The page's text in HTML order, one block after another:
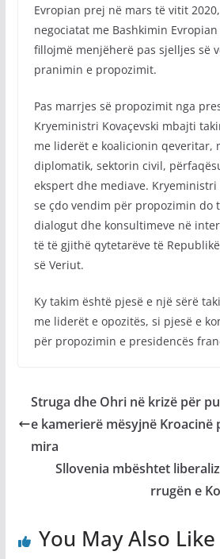
Evropian prej në mars të vitit 2020,
negociatat me Bashkimin
fillojmë menjëherë pas sjelljes së
pranimin e propozimit.
Pas marrjes së propozimit nga
Kryeministri Kovaçevski mbajti
me liderët e koalicionin qeveritar,
diplomatik, sektorin civil,
ekspert dhe mediave. Kryeministri
se çdo vendim për propozimin do
dialogut dhe konsultimeve në
të të gjithë qytetarëve të
së Veriut.
Ky takim është pjesë e një sërë
me liderët e opozitës, si pjesë e
për propozimin e presidencës
Struga dhe Ohri në krizë për
e kamerierë mësyjnë Kroacinë
mira
Sllovenia mbështet
rrugën e
You May Also Like